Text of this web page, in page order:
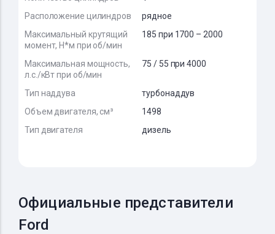
Расположение цилиндров
рядное
Максимальный крутящий
момент, Н*м при об/мин
185 при 1700 – 2000
Максимальная мощность,
л.с./кВт при об/мин
75 / 55 при 4000
Тип наддува
турбонаддув
Объем двигателя, см³
1498
Тип двигателя
дизель
Официальные представители
Ford